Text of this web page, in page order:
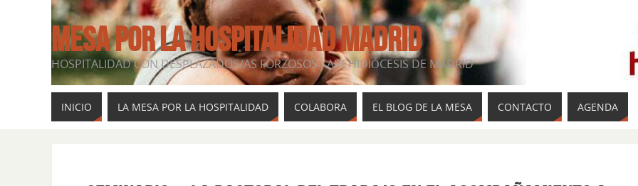
MESA POR LA HOSPITALIDAD MADRID
HOSPITALIDAD CON DESPLAZADOS/AS FORZOSOS - ARCHIDIÓCESIS DE MADRID
INICIO LA MESA POR LA HOSPITALIDAD COLABORA EL BLOG DE LA MESA CONTACTO AGENDA